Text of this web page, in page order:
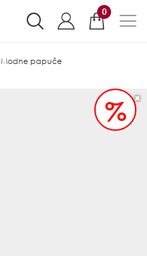
0
Modne papuče
%